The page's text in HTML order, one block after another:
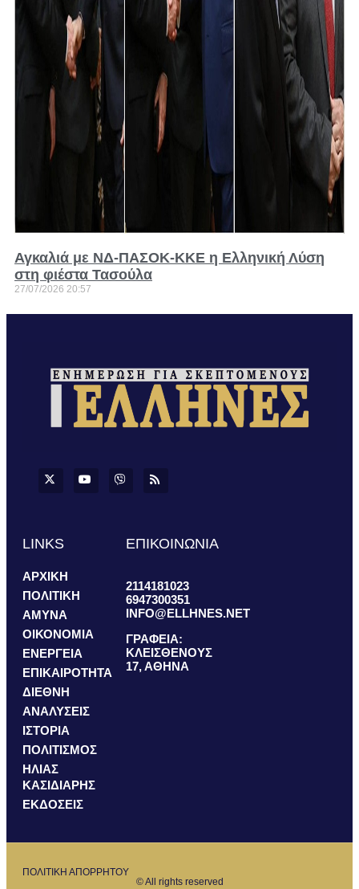
Αγκαλιά με ΝΔ-ΠΑΣΟΚ-ΚΚΕ η Ελληνική Λύση
στη φιέστα Τασούλα
27/07/2026 20:57
LINKS
ΑΡΧΙΚΗ
ΠΟΛΙΤΙΚΗ
ΑΜΥΝΑ
ΟΙΚΟΝΟΜΙΑ
ΕΝΕΡΓΕΙΑ
ΕΠΙΚΑΙΡΟΤΗΤΑ
ΔΙΕΘΝΗ
ΑΝΑΛΥΣΕΙΣ
ΙΣΤΟΡΙΑ
ΠΟΛΙΤΙΣΜΟΣ
ΗΛΙΑΣ
ΚΑΣΙΔΙΑΡΗΣ
ΕΚΔΟΣΕΙΣ
ΕΠΙΚΟΙΝΩΝΙΑ
2114181023
6947300351
INFO@ELLHNES.NET
ΓΡΑΦΕΙΑ:
ΚΛΕΙΣΘΕΝΟΥΣ
17, ΑΘΗΝΑ
ΠΟΛΙΤΙΚΗ ΑΠΟΡΡΗΤΟΥ
© All rights reserved